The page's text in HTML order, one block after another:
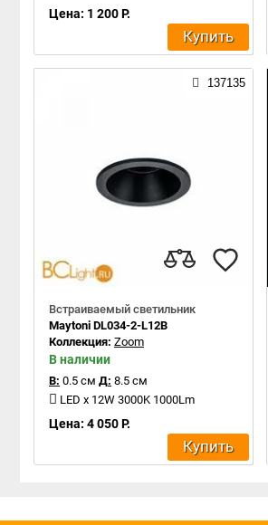
Цена: 1 200 Р.
Купить
137135
Встраиваемый светильник
Maytoni DL034-2-L12B
Коллекция: Zoom
В наличии
В: 0.5 см Д: 8.5 см
LED x 12W 3000K 1000Lm
Цена: 4 050 Р.
Купить